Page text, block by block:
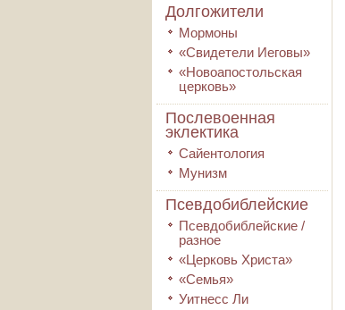
Долгожители
Мормоны
«Свидетели Иеговы»
«Новоапостольская
церковь»
Послевоенная
эклектика
Сайентология
Мунизм
Псевдобиблейские
Псевдобиблейские /
разное
«Церковь Христа»
«Семья»
Уитнесс Ли